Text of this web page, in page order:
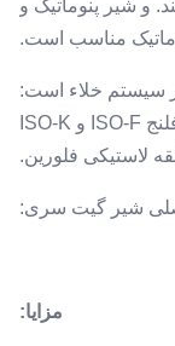
و شیر پنوماتیک و
مناسب است.
سیستم خلاء است:
فلنج CF مهر و موم شده با واشر مسی و فلنج ISO-F و ISO-K
لاستیکی فلورین.
مزایا: